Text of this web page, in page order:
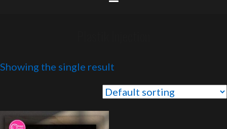
Showing the single result